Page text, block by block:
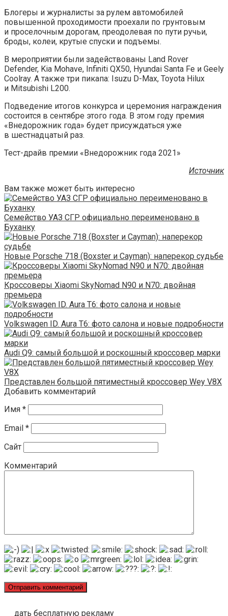
Блогеры и журналисты за рулем автомобилей
повышенной проходимости проехали по грунтовым
и проселочным дорогам, преодолевая по пути ручьи,
броды, колеи, крутые спуски и подъемы.
В мероприятии были задействованы Land Rover
Defender, Kia Mohave, Infiniti QX50, Hyundai Santa Fe и Geely
Coolray. А также три пикапа: Isuzu D-Max, Toyota Hilux
и Мitsubishi L200.
Подведение итогов конкурса и церемония награждения
состоится в сентябре этого года. В этом году премия
«Внедорожник года» будет присуждаться уже
в шестнадцатый раз.
Тест-драйв премии «Внедорожник года 2021»
Источник
Вам также может быть интересно
Семейство УАЗ СГР официально переименовано в
Буханку
Новые Porsche 718 (Boxster и Cayman): наперекор судьбе
Кроссоверы Xiaomi SkyNomad N90 и N70: двойная
премьера
Volkswagen ID. Aura T6: фото салона и новые подробности
Audi Q9: самый большой и роскошный кроссовер марки
Представлен большой пятиместный кроссовер Wey V8X
Добавить комментарий
Имя *
Email *
Сайт
Комментарий
дать бесплатную рекламу